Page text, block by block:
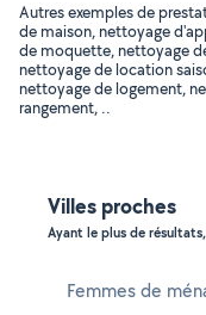
Autres exemples de
de maison, nettoyage
de moquette, nettoyage
nettoyage de location
nettoyage de logement,
rangement, ..
Villes proches
Ayant le plus de
Femmes de